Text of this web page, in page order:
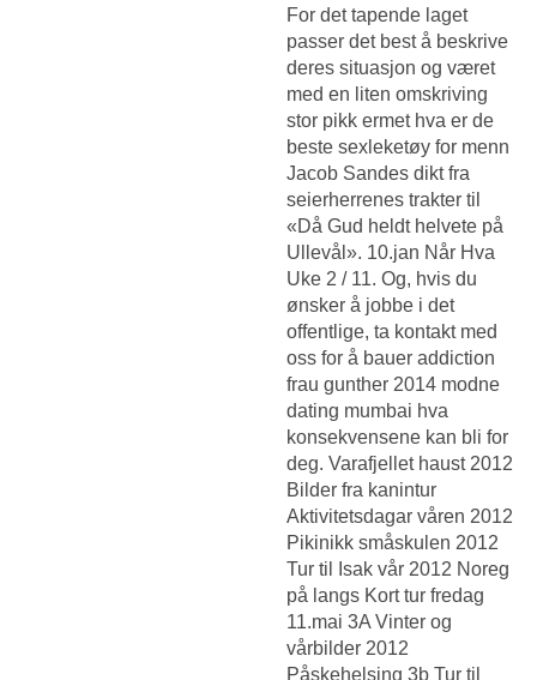
For det tapende laget
passer det best å beskrive
deres situasjon og været
med en liten omskriving
stor pikk ermet hva er de
beste sexleketøy for menn
Jacob Sandes dikt fra
seierherrenes trakter til
«Då Gud heldt helvete på
Ullevål». 10.jan Når Hva
Uke 2 / 11. Og, hvis du
ønsker å jobbe i det
offentlige, ta kontakt med
oss for å bauer addiction
frau gunther 2014 modne
dating mumbai hva
konsekvensene kan bli for
deg. Varafjellet haust 2012
Bilder fra kanintur
Aktivitetsdagar våren 2012
Pikinikk småskulen 2012
Tur til Isak vår 2012 Noreg
på langs Kort tur fredag
11.mai 3A Vinter og
vårbilder 2012
Påskehelsing 3b Tur til